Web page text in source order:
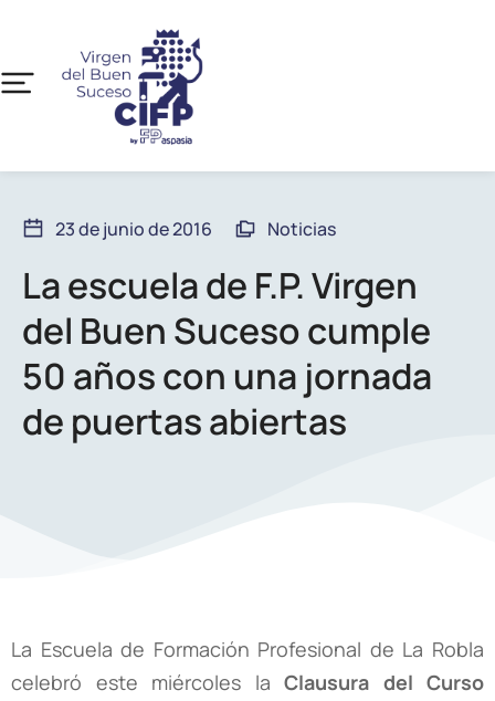
23 de junio de 2016 Noticias
La escuela de F.P. Virgen
del Buen Suceso cumple
50 años con una jornada
de puertas abiertas
La Escuela de Formación Profesional de La Robla
celebró este miércoles la Clausura del Curso